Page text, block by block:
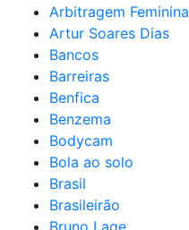
Arbitragem Feminina
Artur Soares Dias
Bancos
Barreiras
Benfica
Benzema
Bodycam
Bola ao solo
Brasil
Brasileirão
Bruno Lage